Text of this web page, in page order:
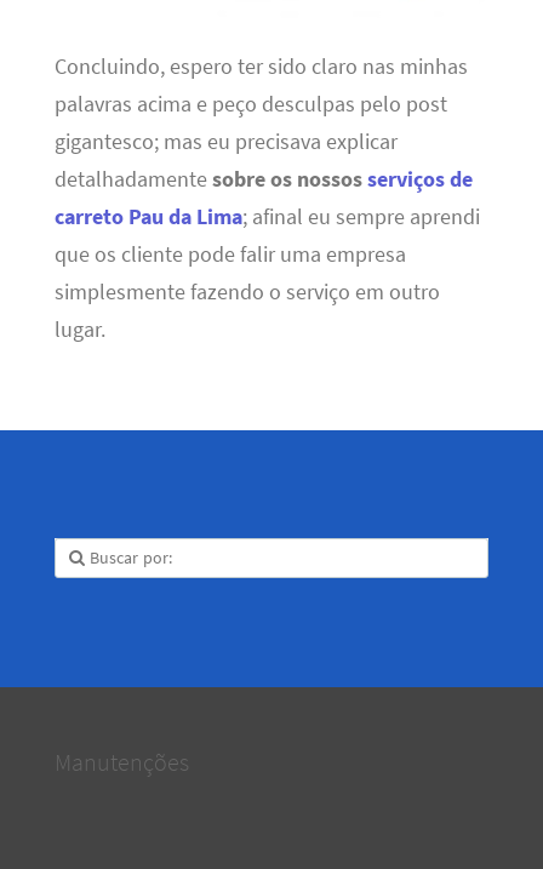
Concluindo, espero ter sido claro nas minhas
palavras acima e peço desculpas pelo post
gigantesco; mas eu precisava explicar
detalhadamentesobre os nossosserviços de
carreto Pau da Lima; afinal eu sempre aprendi
que os cliente pode falir uma empresa
simplesmente fazendo o serviço em outro
lugar.
Manutenções